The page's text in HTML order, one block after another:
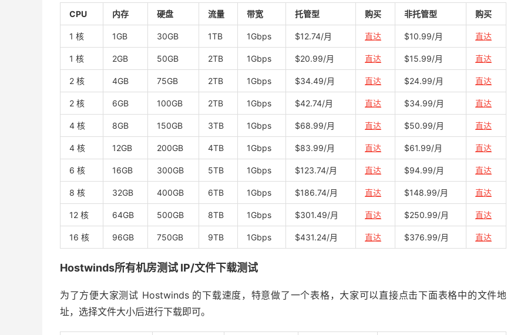
CPU 内存 硬盘 流量 带宽 托管型 购买 非托管型 购买
1 核 1GB 30GB 1TB 1Gbps $12.74/月 直达 $10.99/月 直达
1 核 2GB 50GB 2TB 1Gbps $20.99/月 直达 $15.99/月 直达
2 核 4GB 75GB 2TB 1Gbps $34.49/月 直达 $24.99/月 直达
2 核 6GB 100GB 2TB 1Gbps $42.74/月 直达 $34.99/月 直达
4 核 8GB 150GB 3TB 1Gbps $68.99/月 直达 $50.99/月 直达
4 核 12GB 200GB 4TB 1Gbps $83.99/月 直达 $61.99/月 直达
6 核 16GB 300GB 5TB 1Gbps $123.74/月 直达 $94.99/月 直达
8 核 32GB 400GB 6TB 1Gbps $186.74/月 直达 $148.99/月 直达
12 核 64GB 500GB 8TB 1Gbps $301.49/月 直达 $250.99/月 直达
16 核 96GB 750GB 9TB 1Gbps $431.24/月 直达 $376.99/月 直达
Hostwinds所有机房测试 IP/文件下载测试
为了方便大家测试 Hostwinds 的下载速度，特意做了一个表格，大家可以直接点击下面表格中的文件地
址，选择文件大小后进行下载即可。